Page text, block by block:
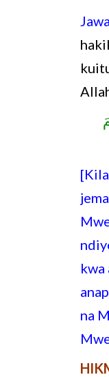
kwa
na